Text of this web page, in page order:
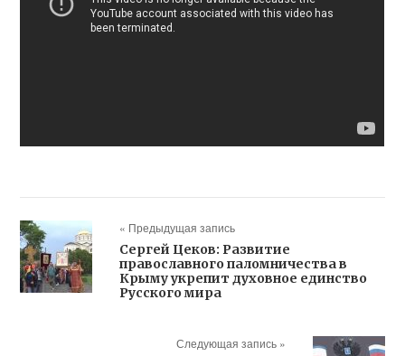
« Предыдущая запись
Сергей Цеков: Развитие
православного паломничества в
Крыму укрепит духовное единство
Русского мира
Следующая запись »